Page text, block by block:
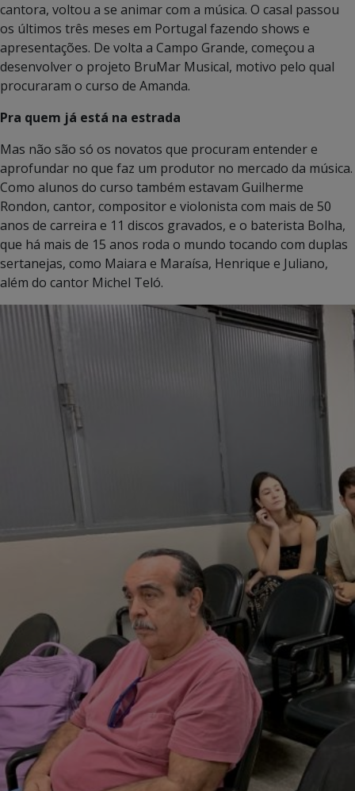
cantora, voltou a se animar com a música. O casal passou
os últimos três meses em Portugal fazendo shows e
apresentações. De volta a Campo Grande, começou a
desenvolver o projeto BruMar Musical, motivo pelo qual
procuraram o curso de Amanda.
Pra quem já está na estrada
Mas não são só os novatos que procuram entender e
aprofundar no que faz um produtor no mercado da música.
Como alunos do curso também estavam Guilherme
Rondon, cantor, compositor e violonista com mais de 50
anos de carreira e 11 discos gravados, e o baterista Bolha,
que há mais de 15 anos roda o mundo tocando com duplas
sertanejas, como Maiara e Maraísa, Henrique e Juliano,
além do cantor Michel Teló.